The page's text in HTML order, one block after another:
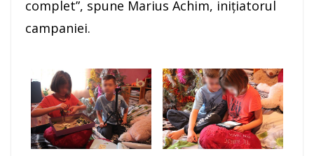
complet”, spune Marius Achim, iniţiatorul
campaniei.